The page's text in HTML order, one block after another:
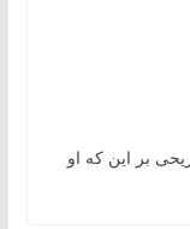
صریحی بر این که او